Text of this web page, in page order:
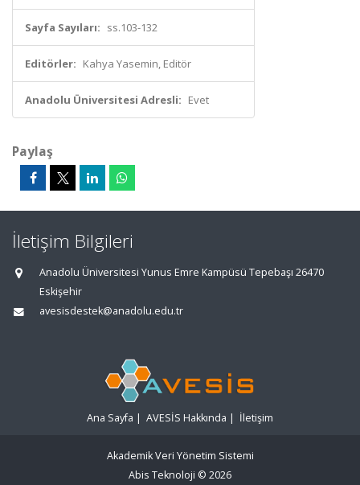
Sayfa Sayıları: ss.103-132
Editörler: Kahya Yasemin, Editör
Anadolu Üniversitesi Adresli: Evet
Paylaş
İletişim Bilgileri
Anadolu Üniversitesi Yunus Emre Kampüsü Tepebaşı 26470
Eskişehir
avesisdestek@anadolu.edu.tr
Ana Sayfa | AVESİS Hakkında | İletişim
Akademik Veri Yönetim Sistemi
Abis Teknoloji © 2026